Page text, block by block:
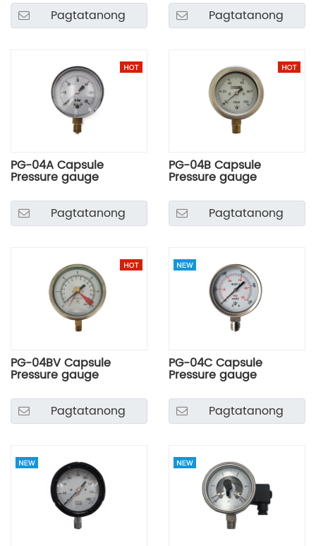
Pagtatanong
Pagtatanong
PG-04A Capsule
Pressure gauge
Pagtatanong
PG-04B Capsule
Pressure gauge
Pagtatanong
PG-04BV Capsule
Pressure gauge
Pagtatanong
PG-04C Capsule
Pressure gauge
Pagtatanong